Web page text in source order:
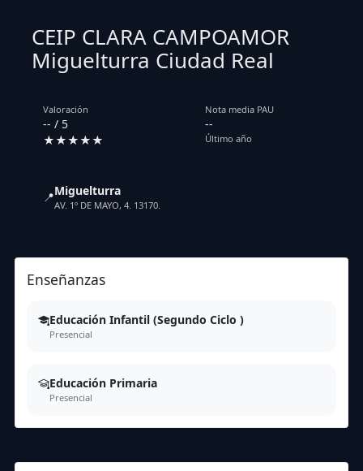
CEIP CLARA CAMPOAMOR
Miguelturra Ciudad Real
Valoración
-- / 5
★★★★★
Nota media PAU
--
Último año
📍Miguelturra
AV. 1º DE MAYO, 4. 13170.
Enseñanzas
Educación Infantil (Segundo Ciclo )
Presencial
Educación Primaria
Presencial